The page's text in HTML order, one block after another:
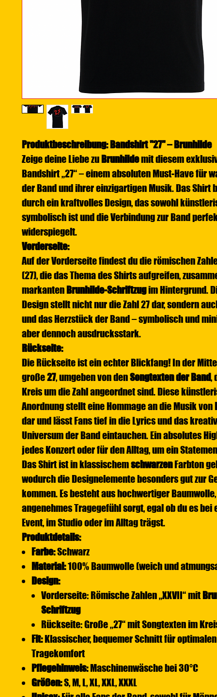
Produktbeschreibung: Bandshirt "27" – Brunhilde
Zeige deine Liebe zu Brunhildemit diesem
Bandshirt „27“ – einem absoluten Must-Have für
der Band und ihrer einzigartigen Musik. Das Shirt
durch ein kraftvolles Design, das sowohl
symbolisch ist und die Verbindung zur Band
widerspiegelt.
Vorderseite:
Auf der Vorderseite findest du die römischen
(27), die das Thema des Shirts aufgreifen,
markanten Brunhilde-Schriftzugim Hintergrund.
Design stellt nicht nur die Zahl 27 dar, sondern
und das Herzstück der Band – symbolisch und
aber dennoch ausdrucksstark.
Rückseite:
Die Rückseite ist ein echter Blickfang! In der
große27, umgeben von denSongtexten der Band,
Kreis um die Zahl angeordnet sind. Diese
Anordnung stellt eine Hommage an die Musik von
dar und lässt Fans tief in die Lyrics und das
Universum der Band eintauchen. Ein absolutes
jedes Konzert oder für den Alltag, um ein
Das Shirt ist in klassischemschwarzenFarbton
wodurch die Designelemente besonders gut zur
kommen. Es besteht aus hochwertiger
angenehmes Tragegefühl sorgt, egal ob du es bei
Event, im Studio oder im Alltag trägst.
Produktdetails:
Farbe:Schwarz
Material:100% Baumwolle (weich und
Design:
Vorderseite: Römische Zahlen „XXVII“ mit
Schriftzug
Rückseite: Große „27“ mit Songtexten im
Fit:Klassischer, bequemer Schnitt für optimalen
Tragekomfort
Pflegehinweis:Maschinenwäsche bei 30°C
Größen:S, M, L, XL, XXL, XXXL